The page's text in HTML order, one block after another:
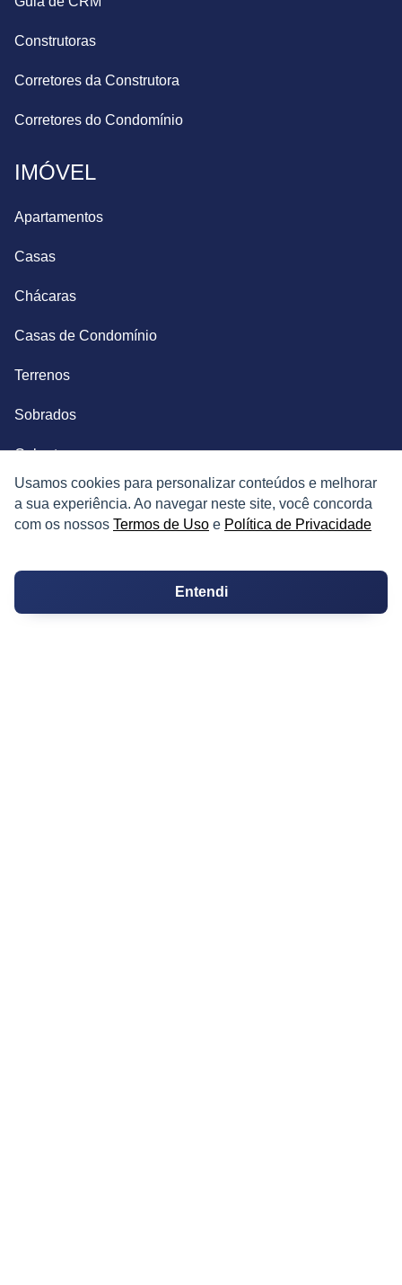
Usamos cookies para personalizar conteúdos e melhorar
a sua experiência. Ao navegar neste site, você concorda
com os nossos Termos de Uso e Política de Privacidade
Entendi
Construtoras
Corretores da Construtora
Corretores do Condomínio
IMÓVEL
Apartamentos
Casas
Chácaras
Casas de Condomínio
Terrenos
Sobrados
Coberturas
Salas Comerciais
Fazendas
Depósitos